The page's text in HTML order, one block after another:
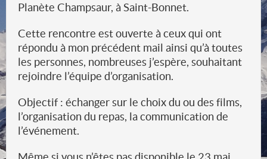
Planète Champsaur, à Saint-Bonnet.
Cette rencontre est ouverte à ceux qui ont
répondu à mon précédent mail ainsi qu’à toutes
les personnes, nombreuses j’espère, souhaitant
rejoindre l’équipe d’organisation.
Objectif : échanger sur le choix du ou des films,
l’organisation du repas, la communication de
l’événement.